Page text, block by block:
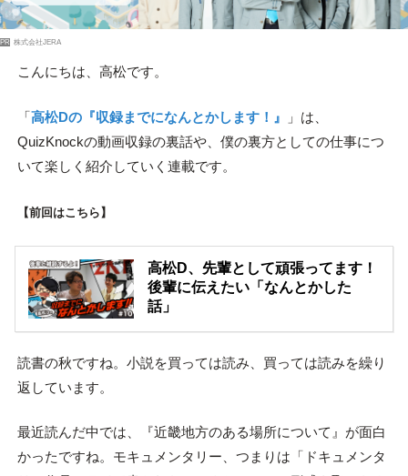
PR 株式会社JERA
こんにちは、高松です。
「高松Dの『収録までになんとかします！』
」は、
QuizKnockの動画収録の裏話や、僕の裏方としての仕事につ
いて楽しく紹介していく連載です。
【前回はこちら】
高松D、先輩として頑張ってます！
後輩に伝えたい「なんとかした
話」
読書の秋ですね。小説を買っては読み、買っては読みを繰り
返しています。
最近読んだ中では、『近畿地方のある場所について』が面白
かったですね。モキュメンタリー、つまりは「ドキュメンタ